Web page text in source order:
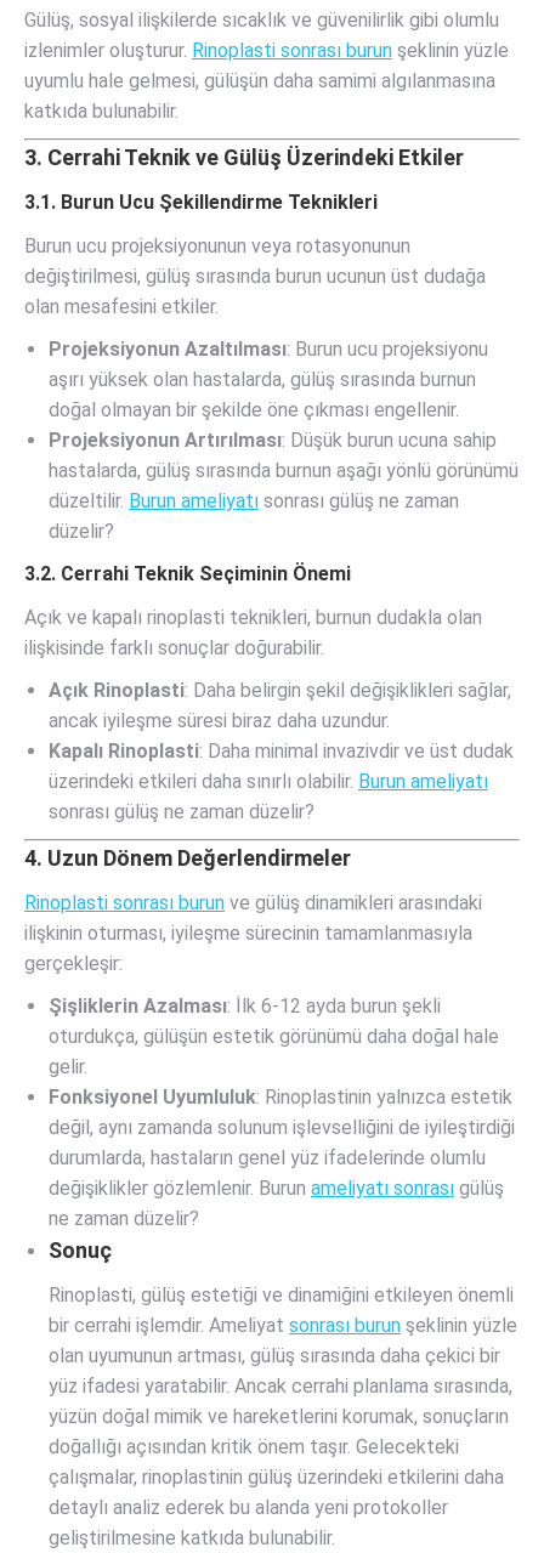
Gülüş, sosyal ilişkilerde sıcaklık ve güvenilirlik gibi olumlu
izlenimler oluşturur. Rinoplasti sonrası burun şeklinin yüzle
uyumlu hale gelmesi, gülüşün daha samimi algılanmasına
katkıda bulunabilir.
3. Cerrahi Teknik ve Gülüş Üzerindeki Etkiler
3.1. Burun Ucu Şekillendirme Teknikleri
Burun ucu projeksiyonunun veya rotasyonunun
değiştirilmesi, gülüş sırasında burun ucunun üst dudağa
olan mesafesini etkiler.
Projeksiyonun Azaltılması: Burun ucu projeksiyonu
aşırı yüksek olan hastalarda, gülüş sırasında burnun
doğal olmayan bir şekilde öne çıkması engellenir.
Projeksiyonun Artırılması: Düşük burun ucuna sahip
hastalarda, gülüş sırasında burnun aşağı yönlü görünümü
düzeltilir. Burun ameliyatı sonrası gülüş ne zaman
düzelir?
3.2. Cerrahi Teknik Seçiminin Önemi
Açık ve kapalı rinoplasti teknikleri, burnun dudakla olan
ilişkisinde farklı sonuçlar doğurabilir.
Açık Rinoplasti: Daha belirgin şekil değişiklikleri sağlar,
ancak iyileşme süresi biraz daha uzundur.
Kapalı Rinoplasti: Daha minimal invazivdir ve üst dudak
üzerindeki etkileri daha sınırlı olabilir. Burun ameliyatı
sonrası gülüş ne zaman düzelir?
4. Uzun Dönem Değerlendirmeler
Rinoplasti sonrası burun ve gülüş dinamikleri arasındaki
ilişkinin oturması, iyileşme sürecinin tamamlanmasıyla
gerçekleşir:
Şişliklerin Azalması: İlk 6-12 ayda burun şekli
oturdukça, gülüşün estetik görünümü daha doğal hale
gelir.
Fonksiyonel Uyumluluk: Rinoplastinin yalnızca estetik
değil, aynı zamanda solunum işlevselliğini de iyileştirdiği
durumlarda, hastaların genel yüz ifadelerinde olumlu
değişiklikler gözlemlenir. Burun ameliyatı sonrası gülüş
ne zaman düzelir?
Sonuç
Rinoplasti, gülüş estetiği ve dinamiğini etkileyen önemli
bir cerrahi işlemdir. Ameliyat sonrası burun şeklinin yüzle
olan uyumunun artması, gülüş sırasında daha çekici bir
yüz ifadesi yaratabilir. Ancak cerrahi planlama sırasında,
yüzün doğal mimik ve hareketlerini korumak, sonuçların
doğallığı açısından kritik önem taşır. Gelecekteki
çalışmalar, rinoplastinin gülüş üzerindeki etkilerini daha
detaylı analiz ederek bu alanda yeni protokoller
geliştirilmesine katkıda bulunabilir.